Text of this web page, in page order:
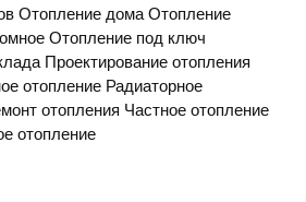
Отопление дома Отопление
Отопление под ключ
Проектирование отопления
отопление Радиаторное
отопления Частное отопление
отопление